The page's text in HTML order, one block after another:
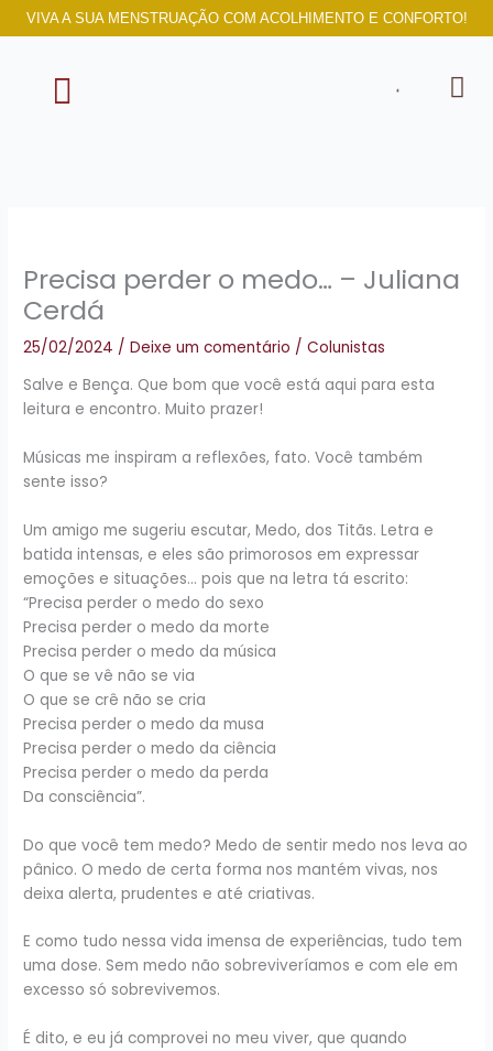
para
conteúdo
VIVA A SUA MENSTRUAÇÃO COM ACOLHIMENTO E CONFORTO!
Precisa perder o medo… – Juliana
Cerdá
25/02/2024 /Deixe um comentário /Colunistas
Salve e Bença. Que bom que você está aqui para esta
leitura e encontro. Muito prazer!
Músicas me inspiram a reflexões, fato. Você também
sente isso?
Um amigo me sugeriu escutar, Medo, dos Titãs. Letra e
batida intensas, e eles são primorosos em expressar
emoções e situações… pois que na letra tá escrito:
“Precisa perder o medo do sexo
Precisa perder o medo da morte
Precisa perder o medo da música
O que se vê não se via
O que se crê não se cria
Precisa perder o medo da musa
Precisa perder o medo da ciência
Precisa perder o medo da perda
Da consciência”.
Do que você tem medo? Medo de sentir medo nos leva ao
pânico. O medo de certa forma nos mantém vivas, nos
deixa alerta, prudentes e até criativas.
E como tudo nessa vida imensa de experiências, tudo tem
uma dose. Sem medo não sobreviveríamos e com ele em
excesso só sobrevivemos.
É dito, e eu já comprovei no meu viver, que quando